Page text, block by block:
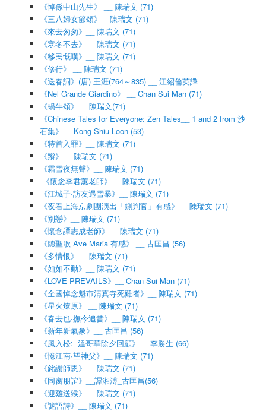
《悼孫中山先生》 __ 陳瑞文 (71)
《三八婦女節頌》__陳瑞文 (71)
《來去匆匆》__ 陳瑞文 (71)
《寒冬不去》__ 陳瑞文 (71)
《移民慨嘆》__ 陳瑞文 (71)
《修行》 __ 陳瑞文 (71)
《送春詞》(唐) 王涯(764～835) __ 江紹倫英譯
《Nel Grande Giardino》 __ Chan Sui Man (71)
《蝸牛頌》__ 陳瑞文(71)
《Chinese Tales for Everyone: Zen Tales__ 1 and 2 from 沙
石集》__ Kong Shiu Loon (53)
《特首入罪》__ 陳瑞文 (71)
《辮》__ 陳瑞文 (71)
《霜雪夜無聲》__ 陳瑞文 (71)
《懷念李君蕙老師》__ 陳瑞文 (71)
《江城子·訪友遇雪暴》__ 陳瑞文 (71)
《夜看上海京劇團演出「鍘判官」有感》__ 陳瑞文 (71)
《別戀》__ 陳瑞文 (71)
《懷念譚志成老師》__ 陳瑞文 (71)
《聽聖歌 Ave Maria 有感》 __ 古匡昌 (56)
《多情恨》__ 陳瑞文 (71)
《如如不動》__ 陳瑞文 (71)
《LOVE PREVAILS》__ Chan Sui Man (71)
《全國悼念魁市清真寺死難者》__ 陳瑞文 (71)
《星火燎原》 __ 陳瑞文 (71)
《春去也·撫今追昔》__ 陳瑞文 (71)
《新年新氣象》__ 古匡昌 (56)
《風入松: 溫哥華除夕回顧》__ 李勝生 (66)
《憶江南·望神父》__ 陳瑞文 (71)
《銘謝師恩》__ 陳瑞文 (71)
《同窗朋誼》__譚湘溥_古匡昌(56)
《迎雞送猴》__ 陳瑞文 (71)
《謎語詩》__ 陳瑞文 (71)